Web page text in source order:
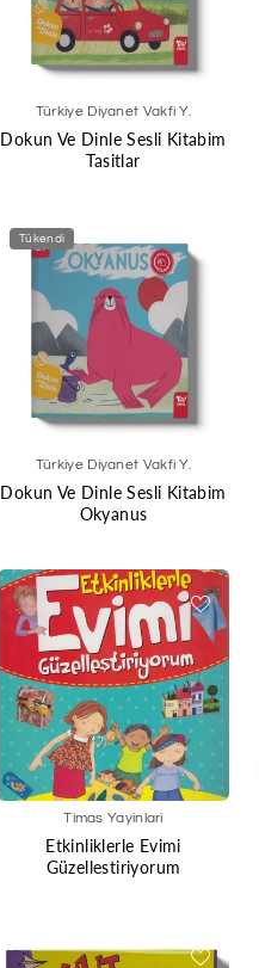
Türkiye Diyanet Vakfi Y.
Dokun Ve Dinle Sesli Kitabim
Tasitlar
Tükendi
Türkiye Diyanet Vakfi Y.
Dokun Ve Dinle Sesli Kitabim
Okyanus
Timas Yayinlari
Etkinliklerle Evimi
Güzellestiriyorum